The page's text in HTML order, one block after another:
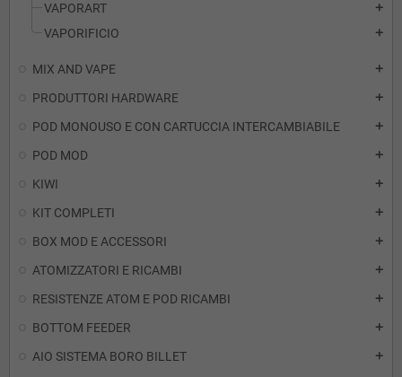
VAPORART add
VAPORIFICIO add
MIX AND VAPE add
PRODUTTORI HARDWARE add
POD MONOUSO E CON CARTUCCIA INTERCAMBIABILE add
POD MOD add
KIWI add
KIT COMPLETI add
BOX MOD E ACCESSORI add
ATOMIZZATORI E RICAMBI add
RESISTENZE ATOM E POD RICAMBI add
BOTTOM FEEDER add
AIO SISTEMA BORO BILLET add